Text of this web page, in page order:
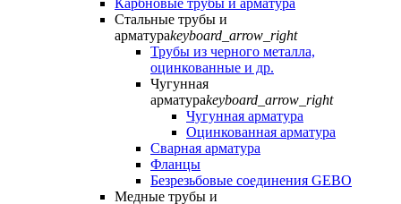
Карбновые трубы и арматура
Стальные трубы и
арматураkeyboard_arrow_right
Трубы из черного металла,
оцинкованные и др.
Чугунная
арматураkeyboard_arrow_right
Чугунная арматура
Оцинкованная арматура
Сварная арматура
Фланцы
Безрезьбовые соединения GEBO
Медные трубы и